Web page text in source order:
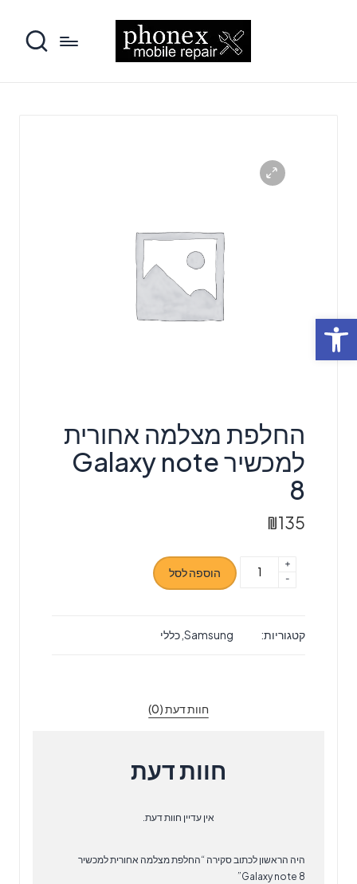
פתח סרגל נגישות
החלפת מצלמה אחורית
למכשיר Galaxy note
8
₪135
כמות
אחורית
-
+
הוספה לסל
קטגוריות: Samsung כללי
חוות דעת (0)
חוות דעת
אין עדיין חוות דעת.
היה הראשון לכתוב סקירה “החלפת מצלמה אחורית למכשיר
Galaxy note 8”